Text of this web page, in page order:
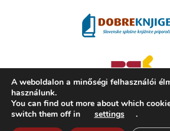
2008 - 2026 ©KAMRA, Production:
A weboldalon a minőségi felhasználói
használunk.
You can find out more about which
switch them off in
settings .